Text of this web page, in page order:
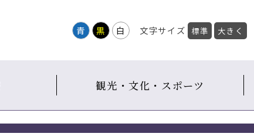
青 黒 白 文字サイズ 標準 大きく
観光・文化・スポーツ